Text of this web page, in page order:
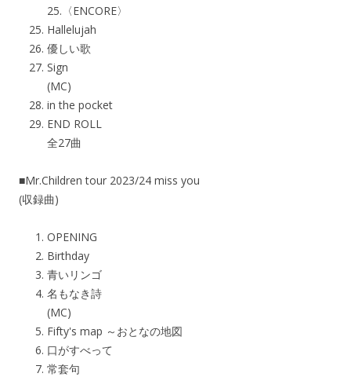
25.〈ENCORE〉
Hallelujah
優しい歌
Sign
(MC)
in the pocket
END ROLL
全27曲
■Mr.Children tour 2023/24 miss you
(収録曲)
OPENING
Birthday
青いリンゴ
名もなき詩
(MC)
Fifty's map ～おとなの地図
口がすべって
常套句